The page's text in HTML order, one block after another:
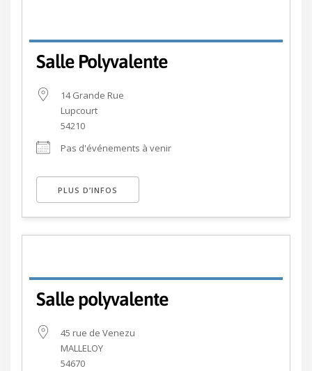
Salle Polyvalente
14 Grande Rue
Lupcourt
54210
Pas d'événements à venir
PLUS D’INFOS
Salle polyvalente
45 rue de Venezu
MALLELOY
54670